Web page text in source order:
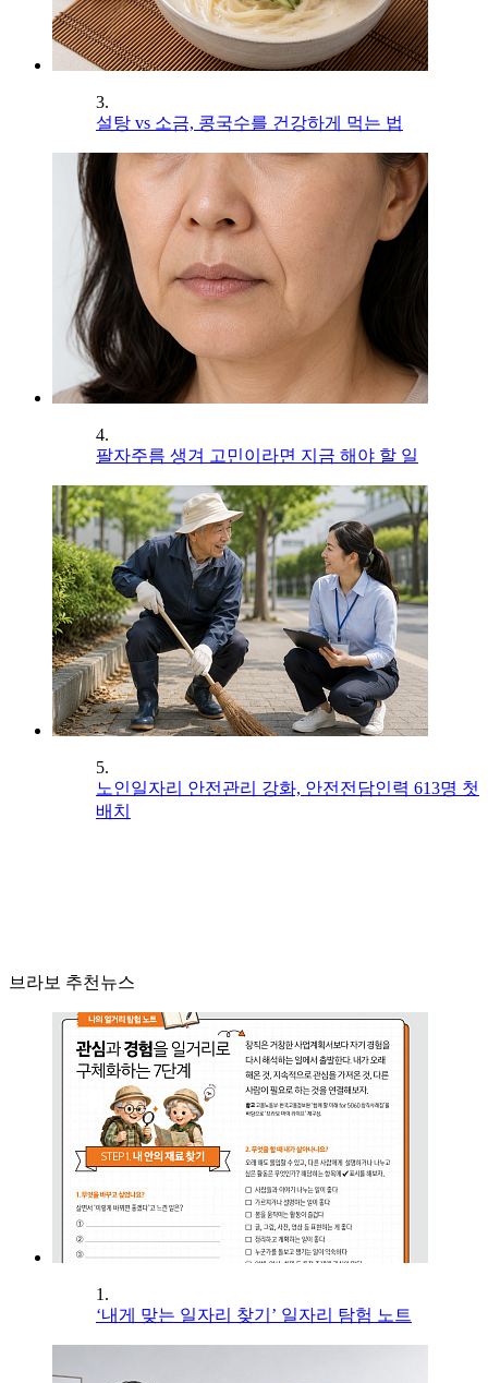
3.
설탕 vs 소금, 콩국수를 건강하게 먹는 법
4.
팔자주름 생겨 고민이라면 지금 해야 할 일
5.
노인일자리 안전관리 강화, 안전전담인력 613명 첫
배치
브라보 추천뉴스
1.
‘내게 맞는 일자리 찾기’ 일자리 탐험 노트